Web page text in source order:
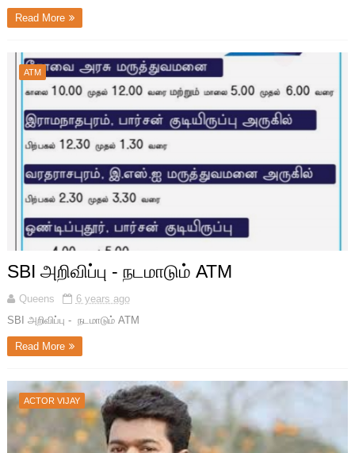
Read More
ATM
SBI அறிவிப்பு - நடமாடும் ATM
Queens
6 years ago
SBI அறிவிப்பு - நடமாடும் ATM
Read More
ACTOR VIJAY